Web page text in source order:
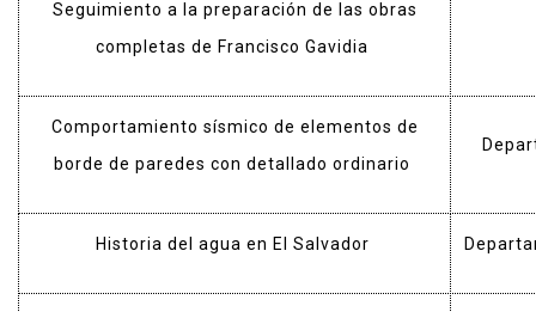
Seguimiento a la preparación de las obras
completas de Francisco Gavidia
Comportamiento sísmico de elementos de
borde de paredes con detallado ordinario
Historia del agua en El Salvador